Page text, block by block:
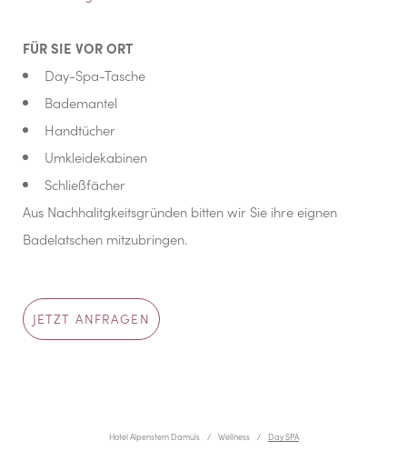
FÜR SIE VOR ORT
Day-Spa-Tasche
Bademantel
Handtücher
Umkleidekabinen
Schließfächer
Aus Nachhalitgkeitsgründen bitten wir Sie ihre eignen
Badelatschen mitzubringen.
JETZT ANFRAGEN
Hotel Alpenstern Damüls Wellness Day SPA